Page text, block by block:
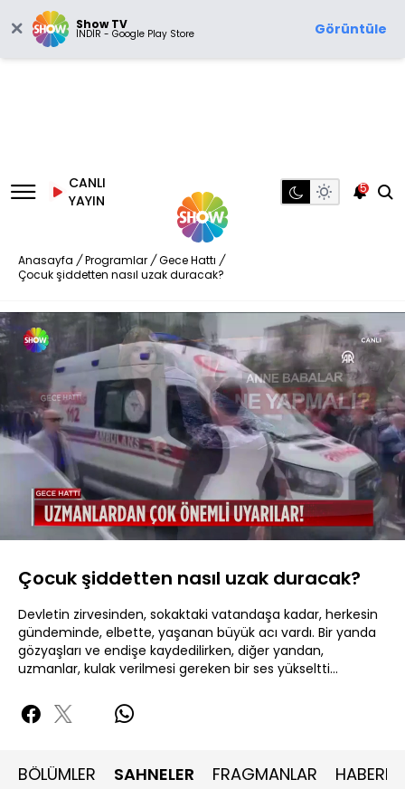
Show TV
İNDİR - Google Play Store Görüntüle
CANLI
YAYIN
5
Anasayfa / Programlar / Gece Hattı /
Çocuk şiddetten nasıl uzak duracak?
Sesi
Aç
480P
Yüklendi:
36.14%
Oynatma
Hızı
Çocuk şiddetten nasıl uzak duracak?
Devletin zirvesinden, sokaktaki vatandaşa kadar, herkesin
gündeminde, elbette, yaşanan büyük acı vardı. Bir yanda
gözyaşları ve endişe kaydedilirken, diğer yandan,
uzmanlar, kulak verilmesi gereken bir ses yükseltti...
BÖLÜMLER SAHNELER FRAGMANLAR